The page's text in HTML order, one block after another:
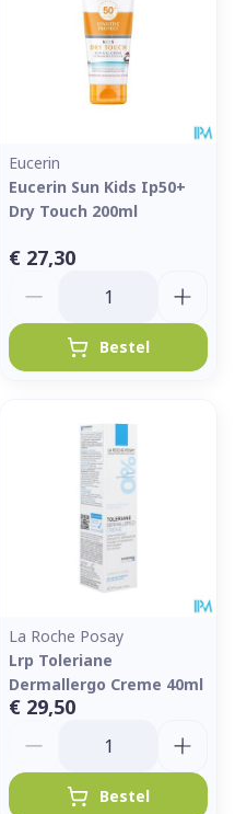
Eucerin
Eucerin Sun Kids Ip50+
Dry Touch 200ml
€ 27,30
Bestel
La Roche Posay
Lrp Toleriane
Dermallergo Creme 40ml
€ 29,50
Bestel